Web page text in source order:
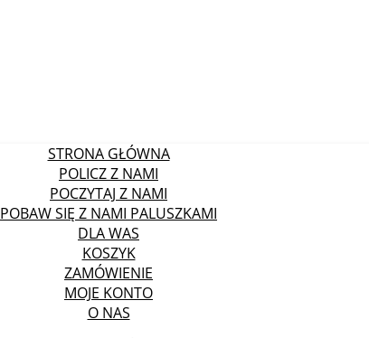
STRONA GŁÓWNA
POLICZ Z NAMI
POCZYTAJ Z NAMI
POBAW SIĘ Z NAMI PALUSZKAMI
DLA WAS
KOSZYK
ZAMÓWIENIE
MOJE KONTO
O NAS